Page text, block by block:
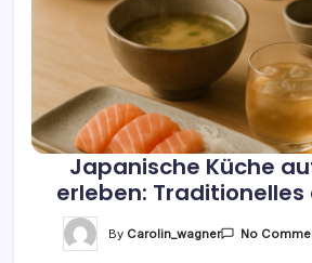
Japanische Küche
erleben:
By Carolin_wagner No